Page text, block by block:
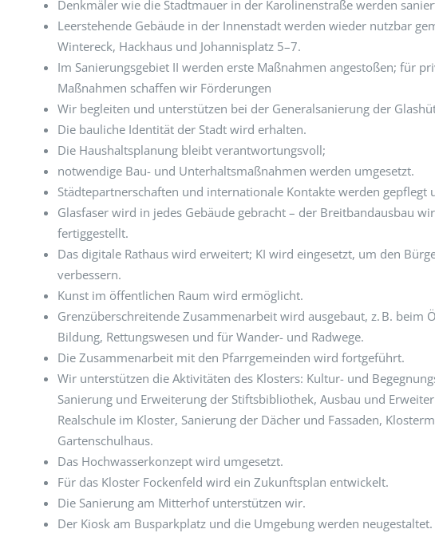
Denkmäler wie die Stadtmauer in der Karolinenstraße werden
Leerstehende Gebäude in der Innenstadt werden wieder nutzbar
Wintereck, Hackhaus und Johannisplatz 5–7.
Im Sanierungsgebiet II werden erste Maßnahmen angestoßen; für
Maßnahmen schaffen wir Förderungen
Wir begleiten und unterstützen bei der Generalsanierung der
Die bauliche Identität der Stadt wird erhalten.
Die Haushaltsplanung bleibt verantwortungsvoll;
notwendige Bau- und Unterhaltsmaßnahmen werden umgesetzt.
Städtepartnerschaften und internationale Kontakte werden gepflegt
Glasfaser wird in jedes Gebäude gebracht – der Breitbandausbau
fertiggestellt.
Das digitale Rathaus wird erweitert; KI wird eingesetzt, um den
verbessern.
Kunst im öffentlichen Raum wird ermöglicht.
Grenzüberschreitende Zusammenarbeit wird ausgebaut, z. B. beim
Bildung, Rettungswesen und für Wander- und Radwege.
Die Zusammenarbeit mit den Pfarrgemeinden wird fortgeführt.
Wir unterstützen die Aktivitäten des Klosters: Kultur- und
Sanierung und Erweiterung der Stiftsbibliothek, Ausbau und
Realschule im Kloster, Sanierung der Dächer und Fassaden,
Gartenschulhaus.
Das Hochwasserkonzept wird umgesetzt.
Für das Kloster Fockenfeld wird ein Zukunftsplan entwickelt.
Die Sanierung am Mitterhof unterstützen wir.
Der Kiosk am Busparkplatz und die Umgebung werden neugestaltet.